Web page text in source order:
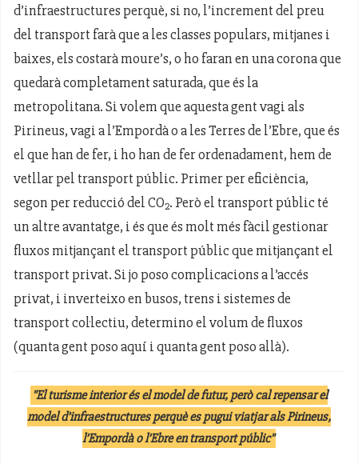
d’infraestructures perquè, si no, l’increment del preu
del transport farà que a les classes populars, mitjanes i
baixes, els costarà moure’s, o ho faran en una corona que
quedarà completament saturada, que és la
metropolitana. Si volem que aquesta gent vagi als
Pirineus, vagi a l’Empordà o a les Terres de l’Ebre, que és
el que han de fer, i ho han de fer ordenadament, hem de
vetllar pel transport públic. Primer per eficiència,
segon per reducció del CO2. Però el transport públic té
un altre avantatge, i és que és molt més fàcil gestionar
fluxos mitjançant el transport públic que mitjançant el
transport privat. Si jo poso complicacions a l’accés
privat, i inverteixo en busos, trens i sistemes de
transport col·lectiu, determino el volum de fluxos
(quanta gent poso aquí i quanta gent poso allà).
"El turisme interior és el model de futur, però cal repensar el
model d’infraestructures perquè es pugui viatjar als Pirineus,
l’Empordà o l’Ebre en transport públic"